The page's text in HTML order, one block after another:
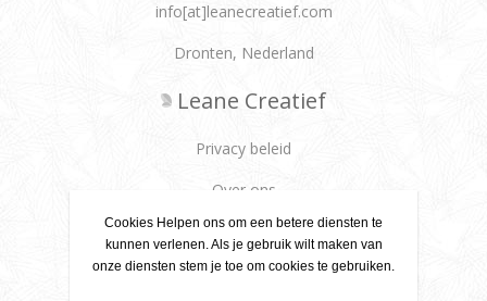
info[at]leanecreatief.com
Dronten, Nederland
Leane Creatief
Privacy beleid
Over ons
Leveringsvoorwaarden
Klantenservice
Cookies Helpen ons om een betere diensten te
kunnen verlenen. Als je gebruik wilt maken van
onze diensten stem je toe om cookies te gebruiken.